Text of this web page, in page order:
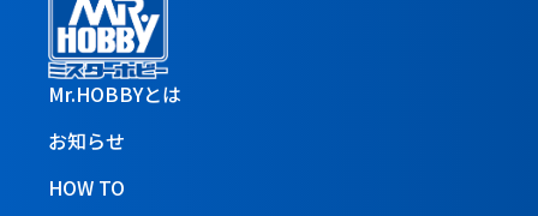
Mr.HOBBYとは
お知らせ
HOW TO